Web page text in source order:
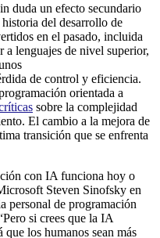
duda un efecto secundario
del desarrollo de
en el pasado, incluida
a lenguajes de nivel superior,
de control y eficiencia.
orientada a
sobre la complejidad
El cambio a la mejora de
transición que se enfrenta
con IA funciona hoy o
Steven Sinofsky en
personal de programación
si crees que la IA
los humanos sean más